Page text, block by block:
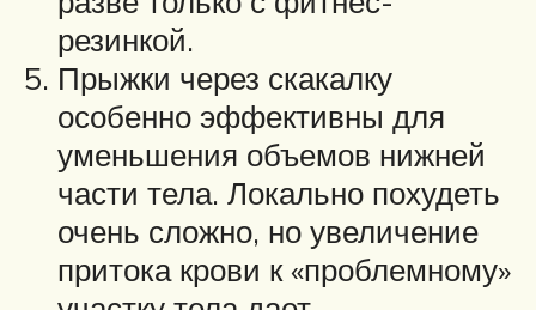
резинкой.
Прыжки через скакалку
особенно эффективны для
уменьшения объемов нижней
части тела. Локально похудеть
очень сложно, но увеличение
притока крови к «проблемному»